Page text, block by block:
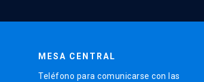
MESA CENTRAL
Teléfono para comunicarse con las